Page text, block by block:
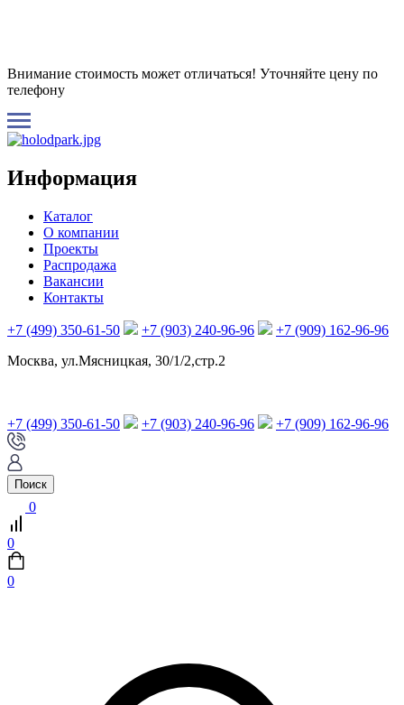
Внимание стоимость может отличаться! Уточняйте цену по
телефону
Информация
Каталог
О компании
Проекты
Распродажа
Вакансии
Контакты
+7 (499) 350-61-50 +7 (903) 240-96-96
+7 (909) 162-96-96
Москва, ул.Мясницкая, 30/1/2,стр.2
+7 (499) 350-61-50 +7 (903) 240-96-96 +7 (909) 162-96-96
Поиск
0
0
0